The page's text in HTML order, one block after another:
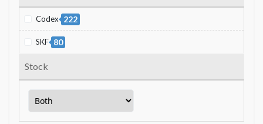
Codex 222
SKF 80
Stock